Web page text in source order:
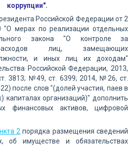
коррупции".
Российской Федерации от 2
мерах по реализации отдельных
закона "О контроле за
лиц, замещающих
и иных лиц их доходам"
Российской Федерации, 2013,
3813; №49, ст. 6399; 2014, №26, ст.
после слов "(долей участия, паев в
капиталах организаций)" дополнить
финансовых активов, цифровой
2 порядка размещения сведений
об имуществе и обязательствах